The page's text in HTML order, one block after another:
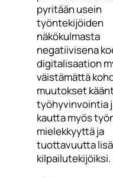
pyritään usein
työntekijöiden
näkökulmasta
negatiivisena
digitalisaation
väistämättä
muutokset
työhyvinvointia
kautta myös
mielekkyyttä ja
tuottavuutta
kilpailutekijöiksi.